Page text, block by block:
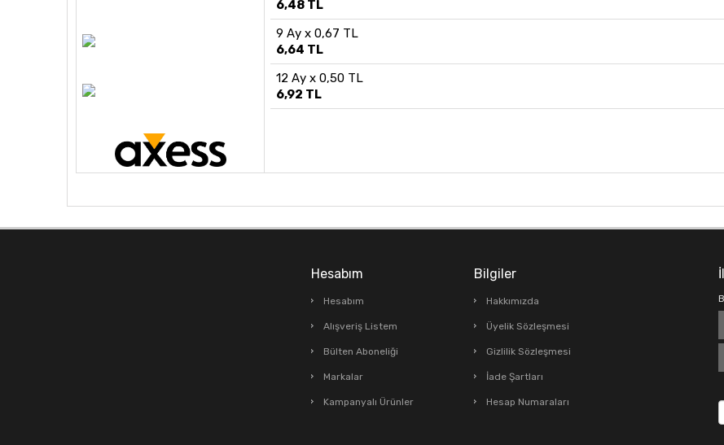
6,48 TL
9 Ay x 0,67 TL
6,64 TL
12 Ay x 0,50 TL
6,92 TL
Hesabım
Hesabım
Alışveriş Listem
Bülten Aboneliği
Markalar
Kampanyalı Ürünler
Bilgiler
Hakkımızda
Üyelik Sözleşmesi
Gizlilik Sözleşmesi
İade Şartları
Hesap Numaraları